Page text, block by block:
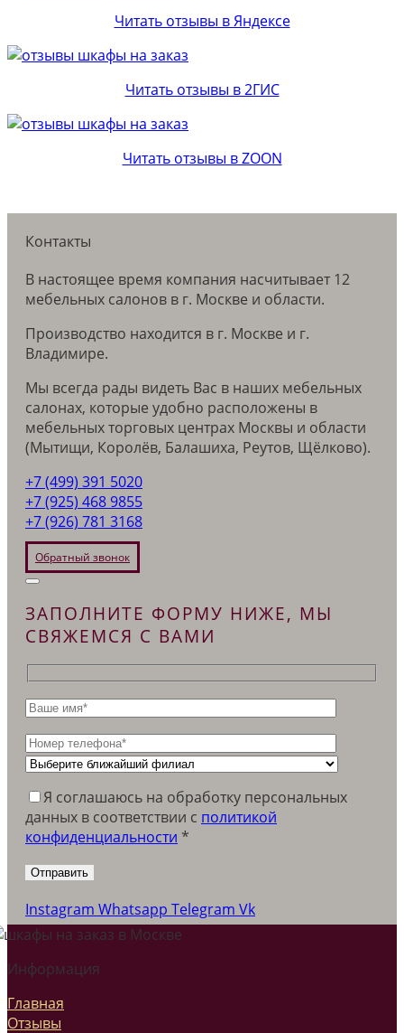
Читать отзывы в Яндексе
Читать отзывы в 2ГИС
Читать отзывы в ZOON
Контакты
В настоящее время компания насчитывает 12
мебельных салонов в г. Москве и области.
Производство находится в г. Москве и г.
Владимире.
Мы всегда рады видеть Вас в наших мебельных
салонах, которые удобно расположены в
мебельных торговых центрах Москвы и области
(Мытищи, Королёв, Балашиха, Реутов, Щёлково).
+7 (499) 391 5020
+7 (925) 468 9855
+7 (926) 781 3168
Обратный звонок
ЗАПОЛНИТЕ ФОРМУ НИЖЕ, МЫ
СВЯЖЕМСЯ С ВАМИ
Я соглашаюсь на обработку персональных
данных в соответствии c политикой
конфиденциальности *
Instagram Whatsapp Telegram Vk
Информация
Главная
Отзывы